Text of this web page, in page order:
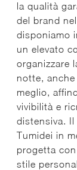
la qualità
del brand
disponiamo
un elevato
organizzare
notte, anche
meglio,
vivibilità e
distensiva.
Tumidei in
progetta
stile